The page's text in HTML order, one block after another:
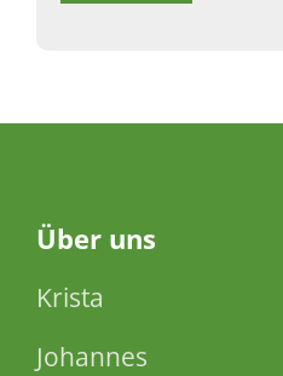
Über uns
Krista
Johannes